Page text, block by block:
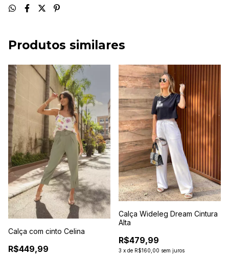
Produtos similares
Calça com cinto Celina
R$449,99
Calça Wideleg Dream Cintura
Alta
R$479,99
3 x de R$160,00 sem juros